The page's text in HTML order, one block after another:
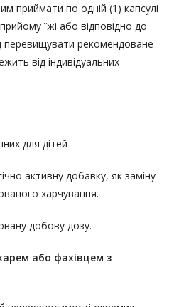
приймати по одній (1) капсулі
їжі або відповідно до
перевищувати рекомендоване
від індивідуальних
для дітей
активну добавку, як заміну
харчування.
добову дозу.
або фахівцем з